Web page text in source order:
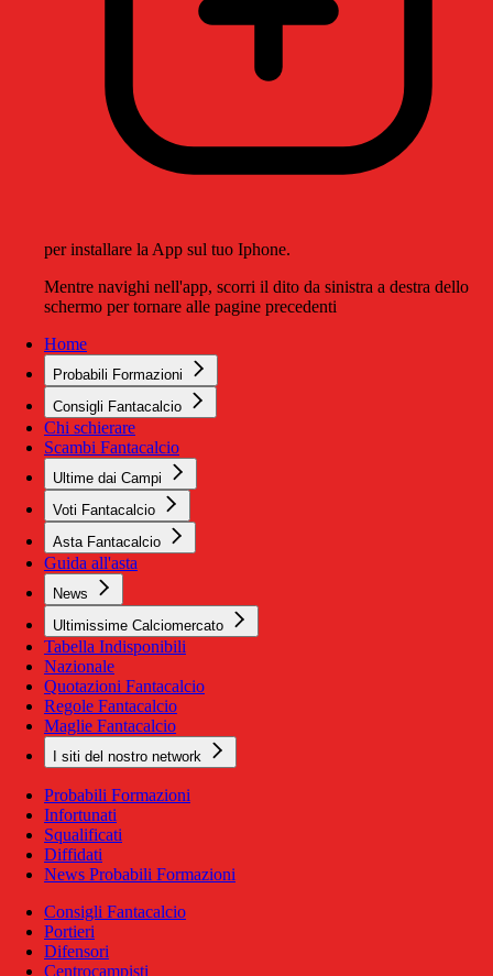
per installare la App sul tuo Iphone.
Mentre navighi nell'app, scorri il dito da sinistra a destra dello
schermo per tornare alle pagine precedenti
Home
Probabili Formazioni
Consigli Fantacalcio
Chi schierare
Scambi Fantacalcio
Ultime dai Campi
Voti Fantacalcio
Asta Fantacalcio
Guida all'asta
News
Ultimissime Calciomercato
Tabella Indisponibili
Nazionale
Quotazioni Fantacalcio
Regole Fantacalcio
Maglie Fantacalcio
I siti del nostro network
Probabili Formazioni
Infortunati
Squalificati
Diffidati
News Probabili Formazioni
Consigli Fantacalcio
Portieri
Difensori
Centrocampisti